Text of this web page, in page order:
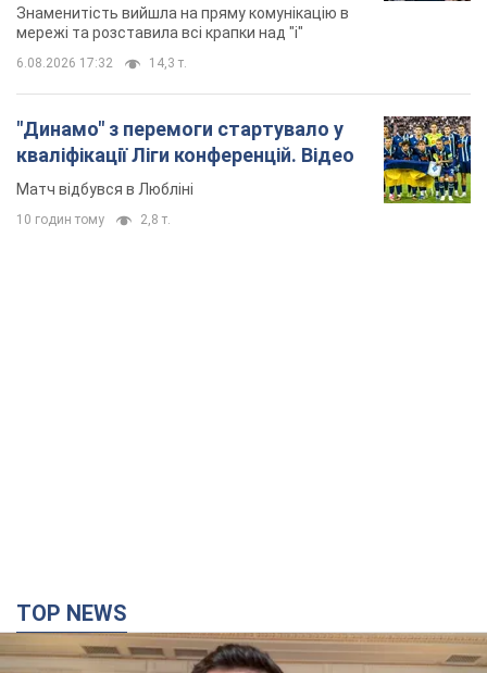
Знаменитість вийшла на пряму комунікацію в
мережі та розставила всі крапки над "і"
6.08.2026 17:32 14,3 т.
"Динамо" з перемоги стартувало у
кваліфікації Ліги конференцій. Відео
Матч відбувся в Любліні
10 годин тому 2,8 т.
TOP NEWS